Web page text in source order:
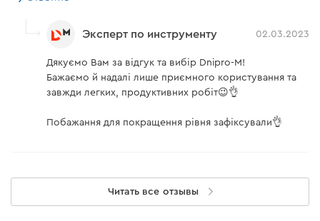
Эксперт по инструменту 02.03.2023
Дякуємо Вам за відгук та вибір Dnipro-M!
Бажаємо й надалі лише приємного користування та
завжди легких, продуктивних робіт😉👌
Побажання для покращення рівня зафіксували👌
Читать все отзывы